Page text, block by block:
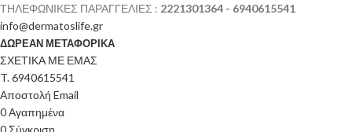
ΤΗΛΕΦΩΝΙΚΕΣ ΠΑΡΑΓΓΕΛΙΕΣ : 2221301364 - 6940615541
info@dermatoslife.gr
ΔΩΡΕΑΝ ΜΕΤΑΦΟΡΙΚΑ
ΣΧΕΤΙΚΑ ΜΕ ΕΜΑΣ
T. 6940615541
Αποστολή Email
0Αγαπημένα
0Σύγκριση